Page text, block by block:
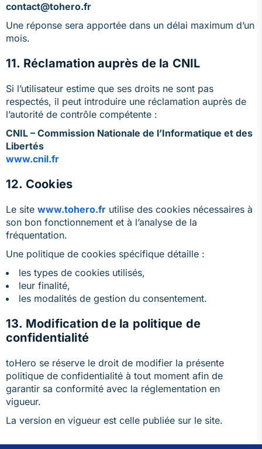
contact@tohero.fr
Une réponse sera apportée dans un délai maximum d’un
mois.
11. Réclamation auprès de la CNIL
Si l’utilisateur estime que ses droits ne sont pas
respectés, il peut introduire une réclamation auprès de
l’autorité de contrôle compétente :
CNIL – Commission Nationale de l’Informatique et des
Libertés
www.cnil.fr
12. Cookies
Le site www.tohero.fr utilise des cookies nécessaires à
son bon fonctionnement et à l’analyse de la
fréquentation.
Une politique de cookies spécifique détaille :
les types de cookies utilisés,
leur finalité,
les modalités de gestion du consentement.
13. Modification de la politique de
confidentialité
toHero se réserve le droit de modifier la présente
politique de confidentialité à tout moment afin de
garantir sa conformité avec la réglementation en
vigueur.
La version en vigueur est celle publiée sur le site.